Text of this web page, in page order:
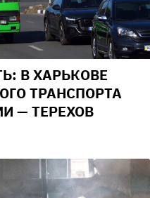
В ХАРЬКОВЕ
ТРАНСПОРТА
— ТЕРЕХОВ